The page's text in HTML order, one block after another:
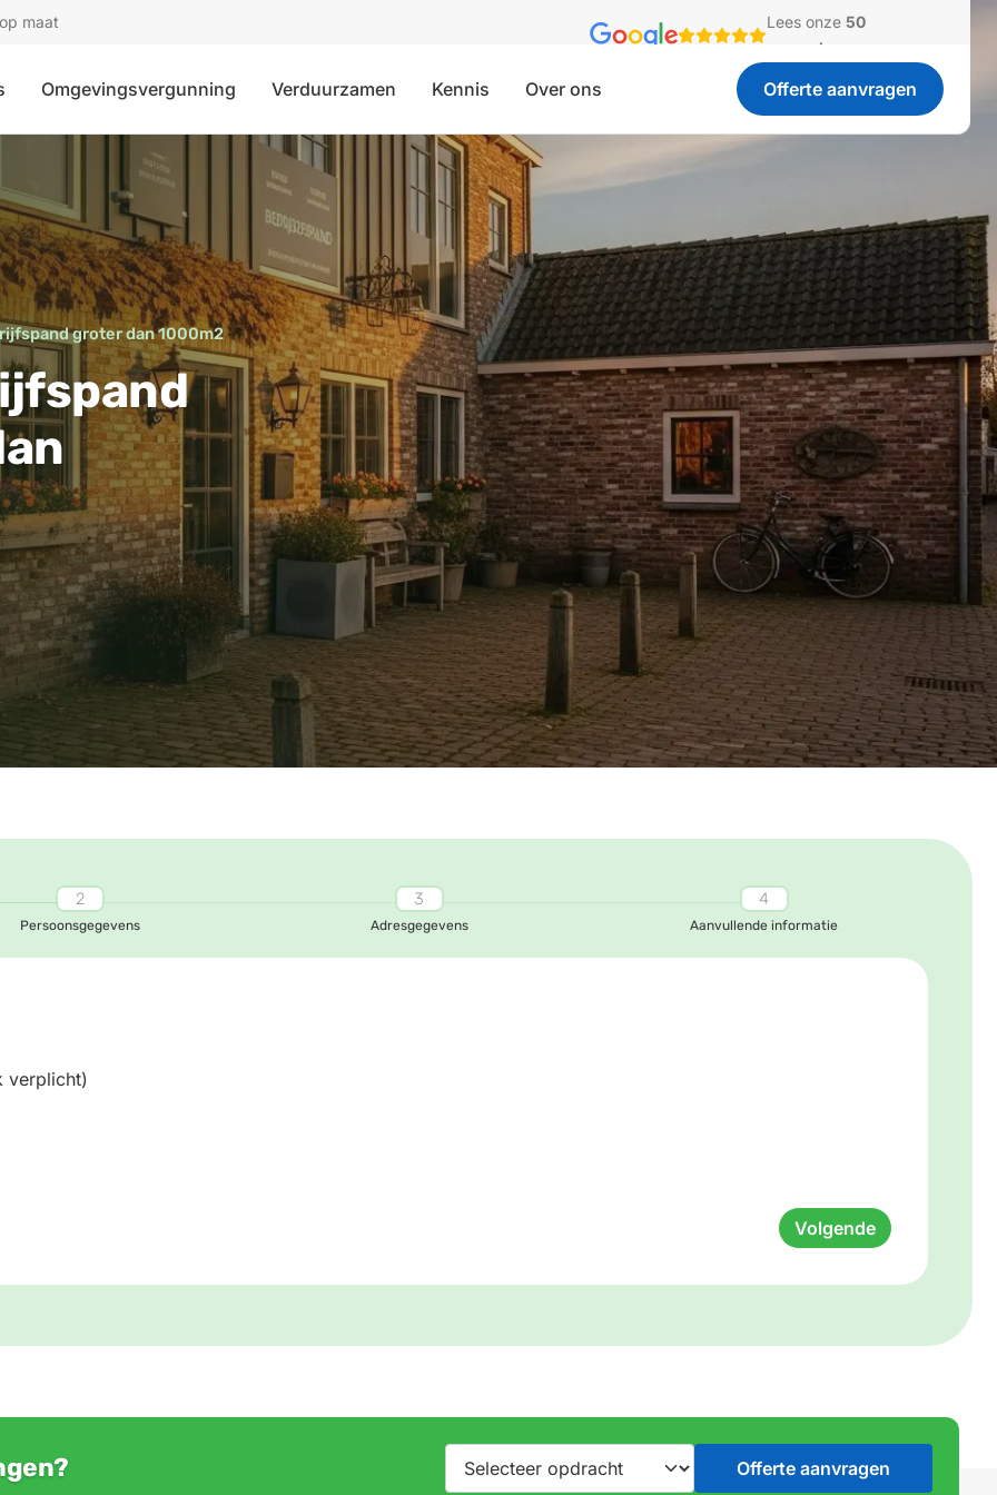
maat Lees onze50
recensies
Omgevingsvergunning Verduurzamen Kennis Over ons Offerte aanvragen
groter dan 1000m2
Persoonsgegevens Adresgegevens Aanvullende informatie
verplicht)
Volgende